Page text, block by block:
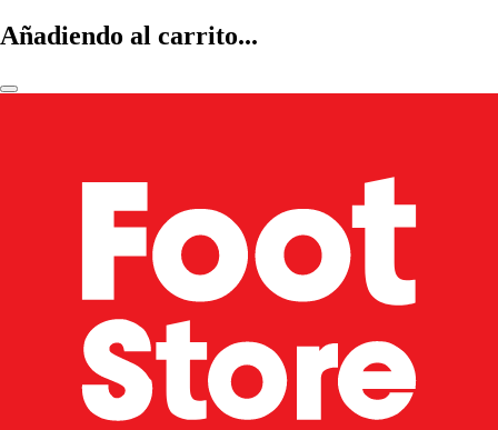
Añadiendo al carrito...